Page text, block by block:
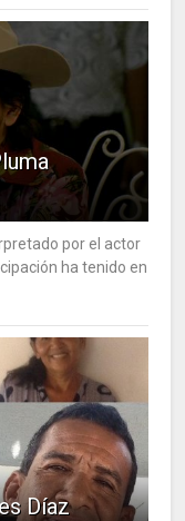
por el actor
ha tenido en
Díaz